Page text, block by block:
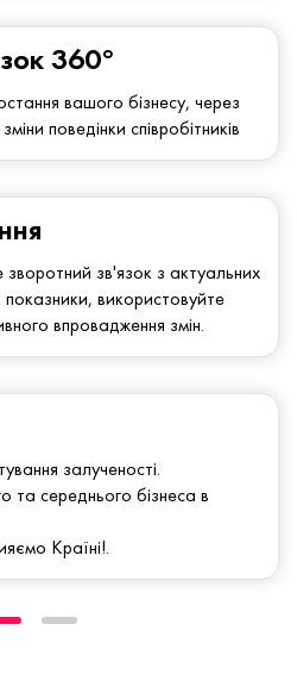
360°
вашого бізнесу, через
поведінки співробітників
залученості.
середнього бізнеса в
Країні!.
зв'язок з актуальних
показники, використовуйте
впровадження змін.